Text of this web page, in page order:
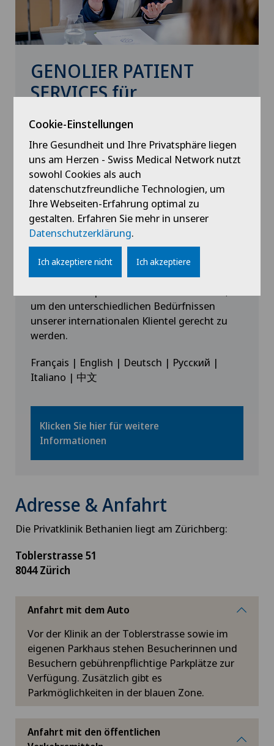
GENOLIER PATIENT
SERVICES für
internationale Patienten
Mehr als 25 Jahre Erfahrung in der
Betreuung und Versorgung
ausländischer Patienten
Erfahren Sie mehr über unser spezielles
Angebot für internationale Patienten und
fordern Sie noch heute Ihr individuelles
Programm an.
Unser Team ist stolz darauf, Dienstleistungen
um den unterschiedlichen Bedürfnissen
unserer internationalen Klientel gerecht zu
werden.
Français | English | Deutsch | Русский |
Italiano | 中文
Klicken Sie hier für weitere
Informationen
Adresse & Anfahrt
Die Privatklinik Bethanien liegt am Zürichberg:
Toblerstrasse 51
8044 Zürich
Anfahrt mit dem Auto
Vor der Klinik an der Toblerstrasse sowie im
eigenen Parkhaus stehen Besucherinnen und
Besuchern gebührenpflichtige Parkplätze zur
Verfügung. Zusätzlich gibt es
Parkmöglichkeiten in der blauen Zone.
Anfahrt mit den öffentlichen
Cookie-Einstellungen
Ihre Gesundheit und Ihre Privatsphäre liegen
uns am Herzen - Swiss Medical Network nutzt
sowohl Cookies als auch
datenschutzfreundliche Technologien, um
Ihre Webseiten-Erfahrung optimal zu
gestalten. Erfahren Sie mehr in unserer
Datenschutzerklärung.
Ich akzeptiere nicht Ich akzeptiere